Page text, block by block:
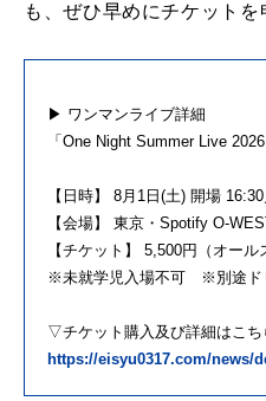
も、ぜひ早めにチケットを
▶ ワンマンライブ詳細
「One Night Summer Live 2026
【日時】 8月1日(土) 開場
【会場】 東京・Spotify O-
【チケット】 5,500円（オール
※未就学児入場不可 ※別途ド
▽チケット購入及び詳細はこち
https://eisyu0317.com/news/